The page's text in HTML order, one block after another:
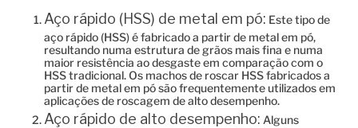
Aço rápido (HSS) de metal em pó: Este tipo de
aço rápido (HSS) é fabricado a partir de metal em pó,
resultando numa estrutura de grãos mais fina e numa
maior resistência ao desgaste em comparação com o
HSS tradicional. Os machos de roscar HSS fabricados a
partir de metal em pó são frequentemente utilizados em
aplicações de roscagem de alto desempenho.
Aço rápido de alto desempenho: Alguns